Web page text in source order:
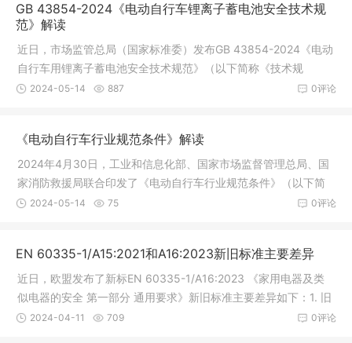
GB 43854-2024《电动自行车锂离子蓄电池安全技术规
范》解读
近日，市场监管总局（国家标准委）发布GB 43854-2024《电动
自行车用锂离子蓄电池安全技术规范》（以下简称《技术规
范》）强制性国家标准，该标准由工业和信息化部归口，将于202
0评论
2024-05-14 887
《电动自行车行业规范条件》解读
2024年4月30日，工业和信息化部、国家市场监督管理总局、国
家消防救援局联合印发了《电动自行车行业规范条件》（以下简
称《规范条件》）和《电动自行车行业规范公告管理办法》（以
0评论
2024-05-14 75
EN 60335-1/A15:2021和A16:2023新旧标准主要差异
近日，欧盟发布了新标EN 60335-1/A16:2023 《家用电器及类
似电器的安全 第一部分 通用要求》新旧标准主要差异如下：1. 旧
标准EN 60335-1+A15:2021针对儿童感兴趣的产品：如果器具是
0评论
2024-04-11 709